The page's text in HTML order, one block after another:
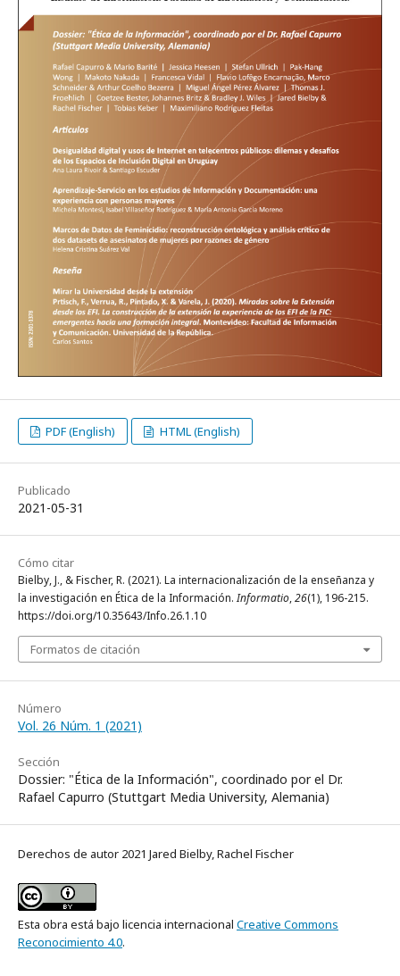
PDF (English) HTML (English)
Publicado
2021-05-31
Cómo citar
Bielby, J., & Fischer, R. (2021). La internacionalización de la enseñanza y
la investigación en Ética de la Información.Informatio,26(1), 196-215.
https://doi.org/10.35643/Info.26.1.10
Formatos de citación
Número
Vol. 26 Núm. 1 (2021)
Sección
Dossier: "Ética de la Información", coordinado por el Dr.
Rafael Capurro (Stuttgart Media University, Alemania)
Derechos de autor 2021 Jared Bielby, Rachel Fischer
Esta obra está bajo licencia internacional Creative Commons
Reconocimiento 4.0.